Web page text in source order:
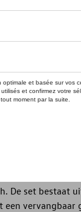
dealer voor
van
een
De set bestaat
vervangbaar